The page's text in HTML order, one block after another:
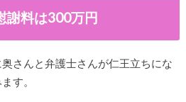
謝料は300万円
さんと弁護士さんが仁王立ちにな
す。